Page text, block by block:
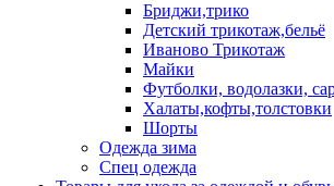
Бриджи,трико
Детский трикотаж,бельё
Иваново Трикотаж
Майки
Футболки, водолазки,
Халаты,кофты,толстовки
Шорты
Одежда зима
Спец одежда